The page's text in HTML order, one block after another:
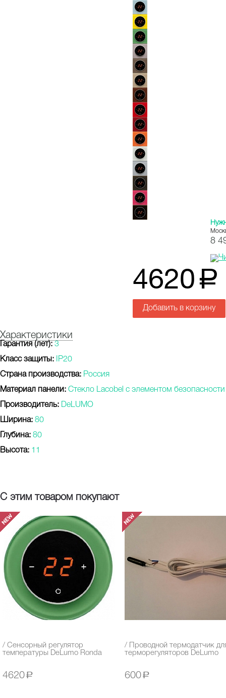
8
4620 a
Добавить в корзину
Характеристики
Гарантия (лет): 3
Класс защиты: IP20
Страна производства: Россия
Материал панели: Стекло Lacobel с элементом
Производитель: DeLUMO
Ширина: 80
Глубина: 80
Высота: 11
С этим товаром покупают
/ Сенсорный регулятор
температуры DeLumo Ronda
4620 a
/ Проводной термодатчик
терморегуляторов DeLumo
600 a